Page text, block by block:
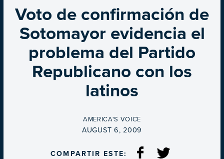
Voto de confirmación de
Sotomayor evidencia el
problema del Partido
Republicano con los
latinos
BY
AMERICA'S VOICE
ON
AUGUST 6, 2009
COMPARTIR ESTE: